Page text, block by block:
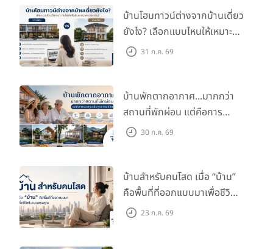
บ้านโฮมทาวน์ต่างจากบ้านเดี่ยว
ยังไง? เลือกแบบไหนให้เหมาะ
กับไลฟ์สไตล์และอนาคตของ
31 ก.ค. 69
บ้านพักตากอากาศ...มากกว่า
สถานที่พักผ่อน แต่คือการ
ลงทุนเพื่อคุณภาพชีวิต
30 ก.ค. 69
บ้านสำหรับคนโสด เมื่อ “บ้าน”
คือพื้นที่ที่ออกแบบมาเพื่อชีวิต
ในแบบของคุณ
23 ก.ค. 69